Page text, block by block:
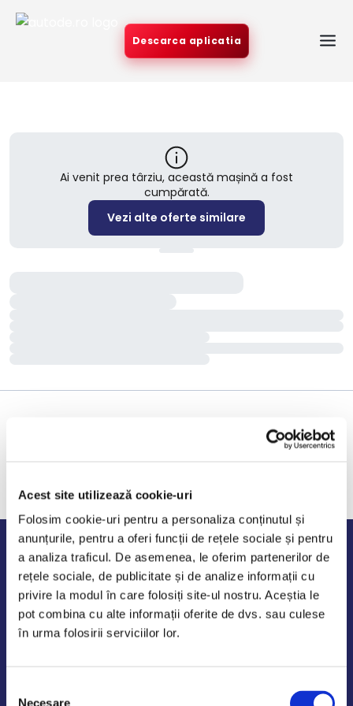
Acest site utilizează cookie-uri
Folosim cookie-uri pentru a personaliza conținutul și
anunțurile, pentru a oferi funcții de rețele sociale și pentru
a analiza traficul. De asemenea, le oferim partenerilor de
rețele sociale, de publicitate și de analize informații cu
privire la modul în care folosiți site-ul nostru. Aceștia le
pot combina cu alte informații oferite de dvs. sau culese
în urma folosirii serviciilor lor.
Necesare
Descarca aplicatia
Ai venit prea târziu, această mașină a fost
cumpărată.
Vezi alte oferte similare
Program de lucru
Luni - Vineri: 09:00-18:00
Sambata - Duminica: 10:00-14:00